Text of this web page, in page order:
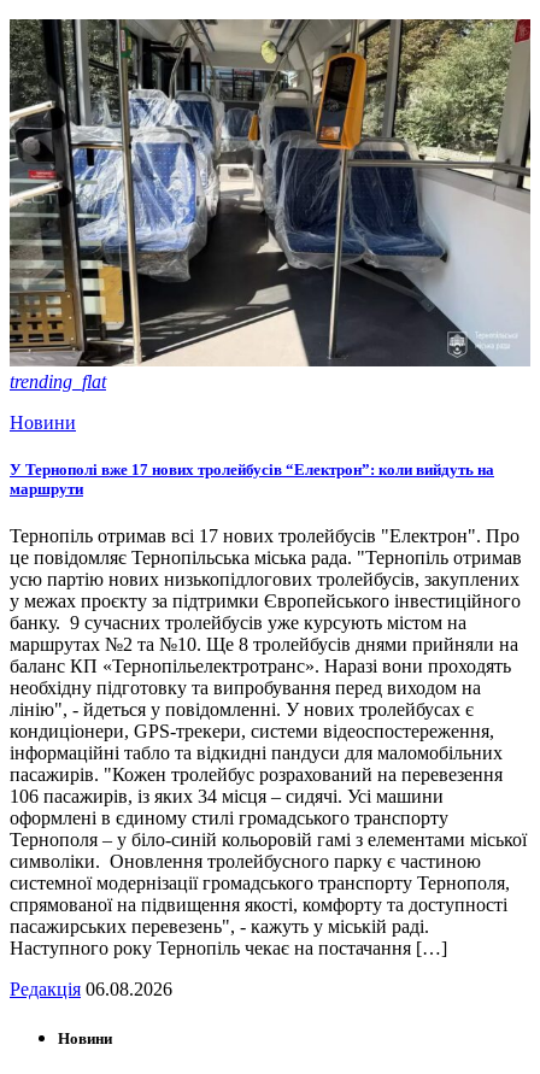
trending_flat
Новини
У Тернополі вже 17 нових тролейбусів “Електрон”: коли вийдуть на
маршрути
Тернопіль отримав всі 17 нових тролейбусів "Електрон". Про
це повідомляє Тернопільська міська рада. "Тернопіль отримав
усю партію нових низькопідлогових тролейбусів, закуплених
у межах проєкту за підтримки Європейського інвестиційного
банку. 9 сучасних тролейбусів уже курсують містом на
маршрутах №2 та №10. Ще 8 тролейбусів днями прийняли на
баланс КП «Тернопільелектротранс». Наразі вони проходять
необхідну підготовку та випробування перед виходом на
лінію", - йдеться у повідомленні. У нових тролейбусах є
кондиціонери, GPS-трекери, системи відеоспостереження,
інформаційні табло та відкидні пандуси для маломобільних
пасажирів. "Кожен тролейбус розрахований на перевезення
106 пасажирів, із яких 34 місця – сидячі. Усі машини
оформлені в єдиному стилі громадського транспорту
Тернополя – у біло-синій кольоровій гамі з елементами міської
символіки. Оновлення тролейбусного парку є частиною
системної модернізації громадського транспорту Тернополя,
спрямованої на підвищення якості, комфорту та доступності
пасажирських перевезень", - кажуть у міській раді.
Наступного року Тернопіль чекає на постачання […]
Редакція 06.08.2026
Новини